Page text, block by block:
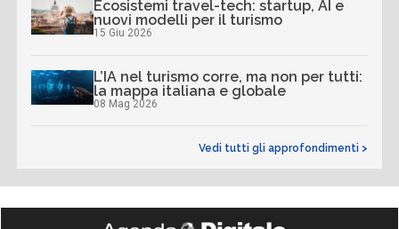
Ecosistemi travel-tech: startup, AI e
nuovi modelli per il turismo
15 Giu 2026
L’IA nel turismo corre, ma non per tutti:
la mappa italiana e globale
08 Mag 2026
Vedi tutti gli approfondimenti >